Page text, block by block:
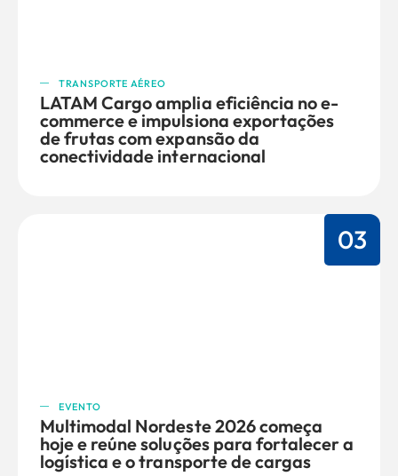
TRANSPORTE AÉREO
LATAM Cargo amplia eficiência no e-
commerce e impulsiona exportações
de frutas com expansão da
conectividade internacional
03
EVENTO
Multimodal Nordeste 2026 começa
hoje e reúne soluções para fortalecer a
logística e o transporte de cargas